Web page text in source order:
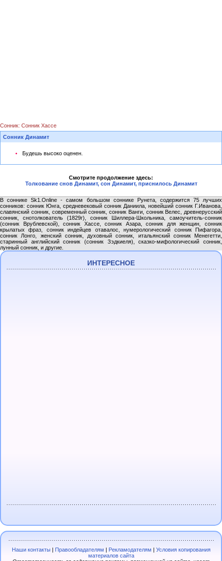
Сонник: Сонник Хассе
Сонник Динамит
Будешь высоко оценен.
Смотрите продолжение здесь:
Толкование снов Динамит, сон Динамит, приснилось Динамит
В соннике Sk1.Online - самом большом соннике Рунета, содержится 75 лучших
сонников: сонник Юнга, средневековый сонник Даниила, новейший сонник Г.Иванова,
славянский сонник, современный сонник, сонник Ванги, сонник Велес, древнерусский
сонник, снотолкователь (1829г), сонник Шиллера-Школьника, самоучитель-сонник
(сонник Врублевской), сонник Хассе, сонник Азара, сонник для женщин, сонник
крылатых фраз, сонник индейцев отавалос, нумерологический сонник Пифагора,
сонник Лонго, женский сонник, духовный сонник, итальянский сонник Менегетти,
старинный английский сонник (сонник Зэдкиеля), сказко-мифологический сонник,
лунный сонник, и другие.
ИНТЕРЕСНОЕ
Наши контакты| Правообладателям Рекламодателям
Условия копирования
материалов сайта